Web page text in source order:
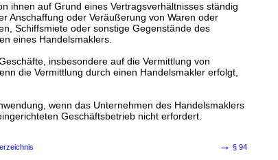
ihnen auf Grund eines Vertragsverhältnisses ständig
Anschaffung oder Veräußerung von Waren oder
Schiffsmiete oder sonstige Gegenstände des
eines Handelsmaklers.
insbesondere auf die Vermittlung von
die Vermittlung durch einen Handelsmakler erfolgt,
wenn das Unternehmen des Handelsmaklers
Geschäftsbetrieb nicht erfordert.
→ § 94